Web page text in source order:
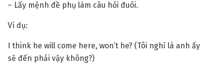
– Lấy mệnh đề phụ làm câu hỏi đuôi.
Ví dụ:
I think he will come here, won’t he? (Tôi nghĩ là anh ấy
sẽ đến phải vậy không?)